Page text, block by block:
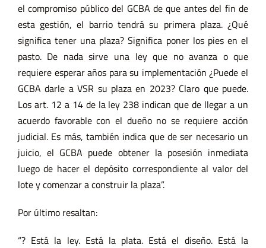
el compromiso público del GCBA de que antes del fin de
esta gestión, el barrio tendrá su primera plaza. ¿Qué
significa tener una plaza? Significa poner los pies en el
pasto. De nada sirve una ley que no avanza o que
requiere esperar años para su implementación ¿Puede el
GCBA darle a VSR su plaza en 2023? Claro que puede.
Los art. 12 a 14 de la ley 238 indican que de llegar a un
acuerdo favorable con el dueño no se requiere acción
judicial. Es más, también indica que de ser necesario un
juicio, el GCBA puede obtener la posesión inmediata
luego de hacer el depósito correspondiente al valor del
lote y comenzar a construir la plaza”.
Por último resaltan:
“? Está la ley. Está la plata. Está el diseño. Está la